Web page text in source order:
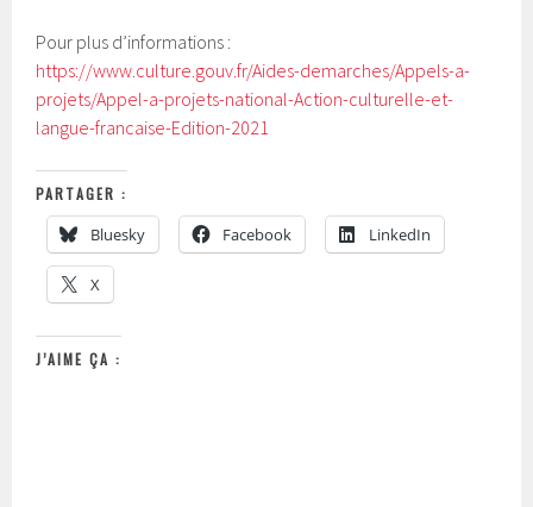
Pour plus d’informations :
https://www.culture.gouv.fr/Aides-demarches/Appels-a-
projets/Appel-a-projets-national-Action-culturelle-et-
langue-francaise-Edition-2021
PARTAGER :
Bluesky Facebook LinkedIn
X
J’AIME ÇA :